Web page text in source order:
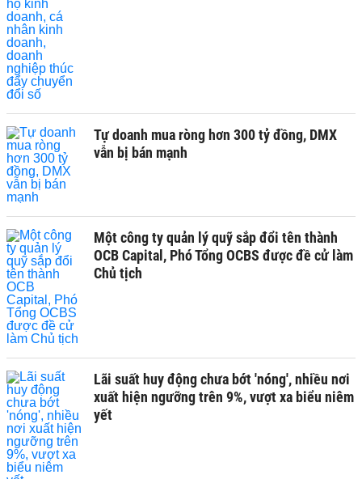
Tự doanh mua ròng hơn 300 tỷ đồng, DMX
vẫn bị bán mạnh
Một công ty quản lý quỹ sắp đổi tên thành
OCB Capital, Phó Tổng OCBS được đề cử làm
Chủ tịch
Lãi suất huy động chưa bớt 'nóng', nhiều nơi
xuất hiện ngưỡng trên 9%, vượt xa biểu niêm
yết